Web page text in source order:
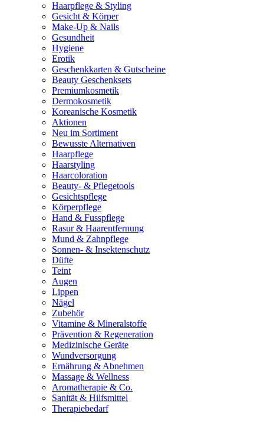
Haarpflege & Styling
Gesicht & Körper
Make-Up & Nails
Gesundheit
Hygiene
Erotik
Geschenkkarten & Gutscheine
Beauty Geschenksets
Premiumkosmetik
Dermokosmetik
Koreanische Kosmetik
Aktionen
Neu im Sortiment
Bewusste Alternativen
Haarpflege
Haarstyling
Haarcoloration
Beauty- & Pflegetools
Gesichtspflege
Körperpflege
Hand & Fusspflege
Rasur & Haarentfernung
Mund & Zahnpflege
Sonnen- & Insektenschutz
Düfte
Teint
Augen
Lippen
Nägel
Zubehör
Vitamine & Mineralstoffe
Prävention & Regeneration
Medizinische Geräte
Wundversorgung
Ernährung & Abnehmen
Massage & Wellness
Aromatherapie & Co.
Sanität & Hilfsmittel
Therapiebedarf